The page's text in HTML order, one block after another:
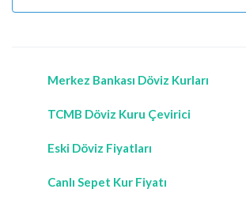
Merkez Bankası Döviz Kurları
TCMB Döviz Kuru Çevirici
Eski Döviz Fiyatları
Canlı Sepet Kur Fiyatı